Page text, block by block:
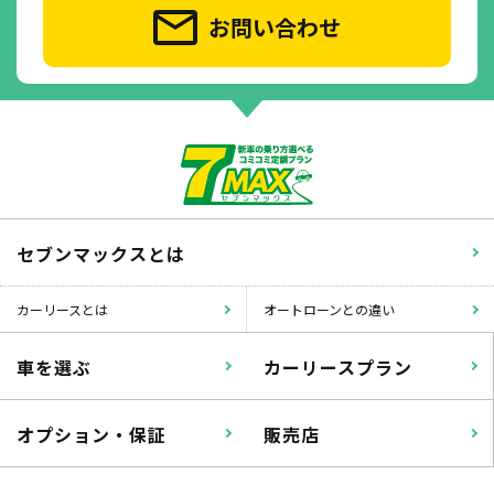
お問い合わせ
セブンマックスとは
カーリースとは オートローンとの違い
車を選ぶ カーリースプラン
オプション・保証 販売店